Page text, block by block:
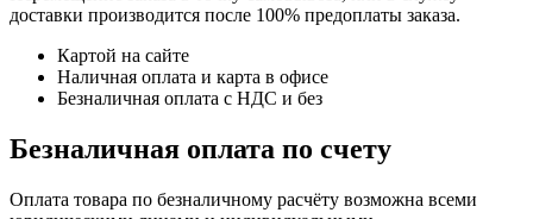
доставки производится после 100% предоплаты заказа.
Картой на сайте
Наличная оплата и карта в офисе
Безналичная оплата с НДС и без
Безналичная оплата по счету
Оплата товара по безналичному расчёту возможна всеми